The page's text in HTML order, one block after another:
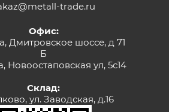
trade.ru
Офис:
Дмитровское шоссе, д 71
Б
Новоостаповская ул, 5с14
Склад:
ул. Заводская, д.16